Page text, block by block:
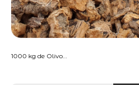
1000 kg de Olivo...